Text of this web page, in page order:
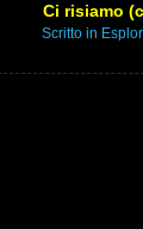
Ci risiamo
Scritto in